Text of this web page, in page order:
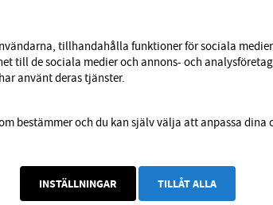
Kopior | Falska
© 2026 Prylteknik 7H AB, All Rights Reserved
tillhandahålla funktioner för sociala
till de sociala medier och annons- och
använt deras tjänster.
bestämmer och du kan själv välja att anpassa
INSTÄLLNINGAR TILLÅT ALLA